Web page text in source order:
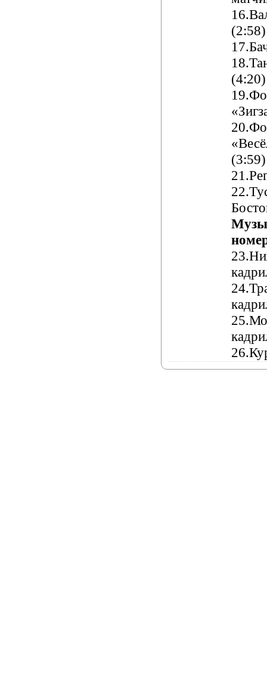
16
(2:58)
17
18
(4:20)
19
20
(3:59)
21
22
23
24
25
26